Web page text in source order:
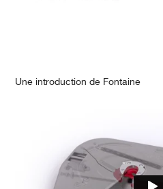
Une introduction de Fontaine